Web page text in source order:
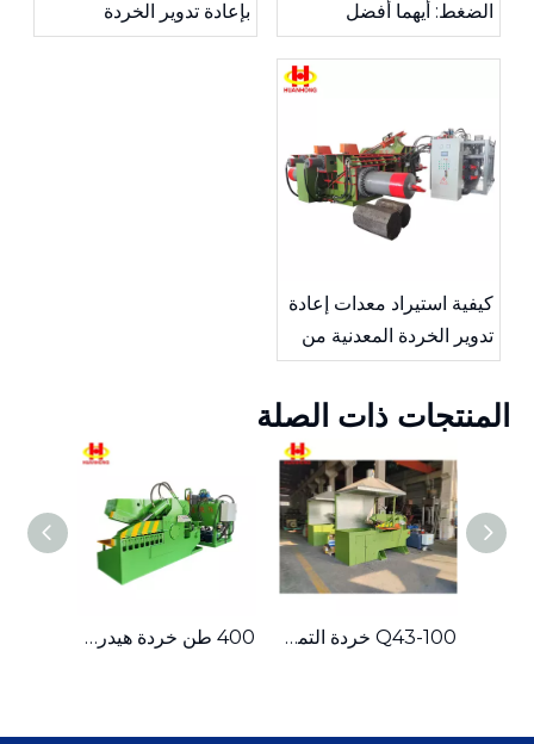
الضغط: أيهما أفضل
لعمليتك؟
بإعادة تدوير الخردة
المعدنية
كيفية استيراد معدات إعادة
تدوير الخردة المعدنية من
الصين
المنتجات ذات الصلة
400 طن خردة هيدروليكية من ألواح الصلب المعدنية التمساح القص Q43-100 خردة التمساح المعدنية الهيدروليكية